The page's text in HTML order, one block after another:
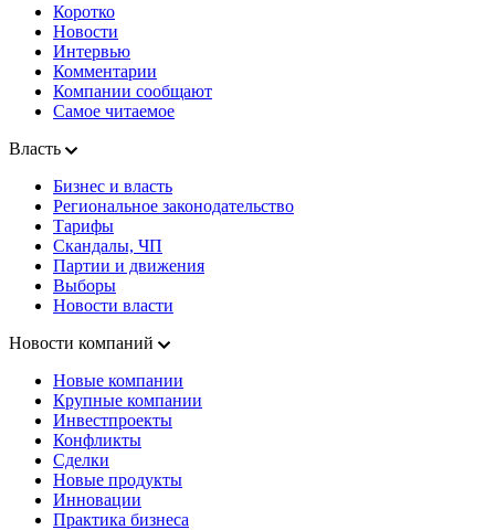
Коротко
Новости
Интервью
Комментарии
Компании сообщают
Самое читаемое
Власть
Бизнес и власть
Региональное законодательство
Тарифы
Скандалы, ЧП
Партии и движения
Выборы
Новости власти
Новости компаний
Новые компании
Крупные компании
Инвестпроекты
Конфликты
Сделки
Новые продукты
Инновации
Практика бизнеса